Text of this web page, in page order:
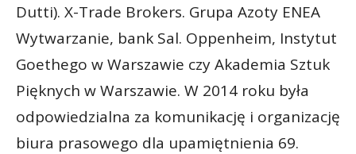
Dutti). X-Trade Brokers. Grupa Azoty ENEA
Wytwarzanie, bank Sal. Oppenheim, Instytut
Goethego w Warszawie czy Akademia Sztuk
Pięknych w Warszawie. W 2014 roku była
odpowiedzialna za komunikację i organizację
biura prasowego dla upamiętnienia 69.